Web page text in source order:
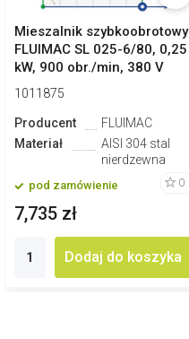
Mieszalnik szybkoobrotowy
FLUIMAC SL 025-6/80, 0,25
kW, 900 obr./min, 380 V
1011875
Producent
FLUIMAC
Materiał
AISI 304 stal
nierdzewna
pod zamówienie 0
7,735 zł
Dodaj do koszyka